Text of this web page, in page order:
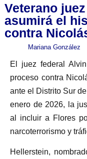
Veterano
asumirá el
contra
Mariana González
El juez federal
proceso contra
ante el Distrito Sur
enero de 2026, la
al incluir a Flores
narcoterrorismo y
Hellerstein,